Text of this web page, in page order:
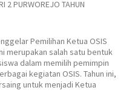
Pemilihan Ketua OSIS
merupakan salah satu bentuk
dalam memilih pemimpin
kegiatan OSIS. Tahun ini,
untuk menjadi Ketua